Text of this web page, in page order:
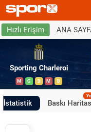
Hızlı Erişim ANA
Sporting Charleroi
M G B M B
İstatistik Baskı